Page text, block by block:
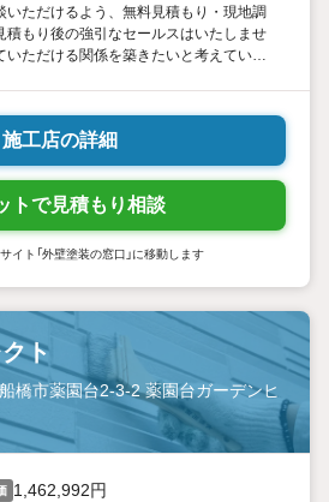
ただけるよう、無料見積もり・現地調
積もり後の強引なセールスはいたしませ
いただける関係を築きたいと考えていま
施工店の詳細
トで見積もり相談
イト「外壁塗装の窓口」に移動します
ト
橋市薬園台2-3-2 薬園台ガーデンヒ
1,462,992円